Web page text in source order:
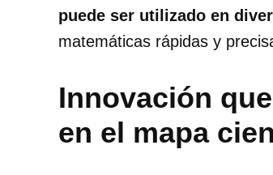
puede ser utilizado en
matemáticas rápidas y
Innovación
en el mapa